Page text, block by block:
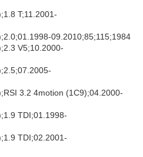
T;11.2001-
09.2010;85;115;1984
V5;10.2000-
3.2 4motion (1C9);04.2000-
TDI;01.1998-
TDI;02.2001-